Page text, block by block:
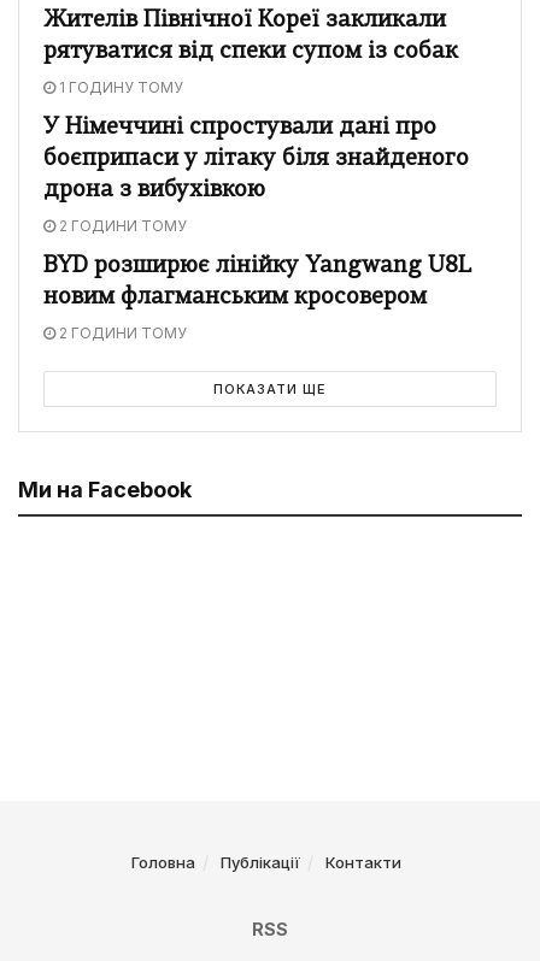
Жителів Північної Кореї закликали
рятуватися від спеки супом із собак
1 ГОДИНУ ТОМУ
У Німеччині спростували дані про
боєприпаси у літаку біля знайденого
дрона з вибухівкою
2 ГОДИНИ ТОМУ
BYD розширює лінійку Yangwang U8L
новим флагманським кросовером
2 ГОДИНИ ТОМУ
ПОКАЗАТИ ЩЕ
Ми на Facebook
Головна Публікації Контакти
RSS